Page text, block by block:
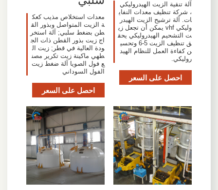
آلة تنقية الزيت الهيدروليكي
، شركة تنظيف معدات النفاي
ات. آلة ترشيح الزيت الهيدر
وليكي vhf يمكن أن تجعل زي
ت التشحيم الهيدروليكي يحق
ق تنظيف الزيت 5-6 وتحسي
ن كفاءة العمل للنظام الهيد
روليكي.
احصل على السعر
معدات استخلاص مذيب كعك
ة الزيت المتواصل وبذور الق
طن بضغط سلبي; آلة استخر
اج زيت بذور القطن ذات الج
ودة العالية في قطر; زيت ال
طهي ماكينة زيت تكرير مصن
ع فول الصويا آلة ضغط زيت
الفول السوداني
احصل على السعر